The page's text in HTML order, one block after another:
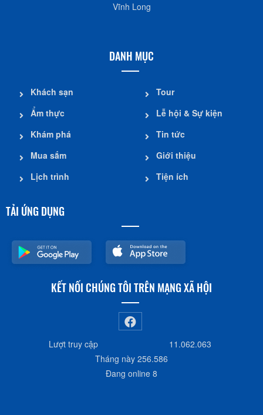
Vĩnh Long
DANH MỤC
Khách sạn
Ẩm thực
Khám phá
Mua sắm
Lịch trình
Tour
Lễ hội & Sự kiện
Tin tức
Giới thiệu
Tiện ích
TẢI ỨNG DỤNG
KẾT NỐI CHÚNG TÔI TRÊN MẠNG XÃ HỘI
Lượt truy cập
11.062.063
Tháng này 256.586
Đang online 8